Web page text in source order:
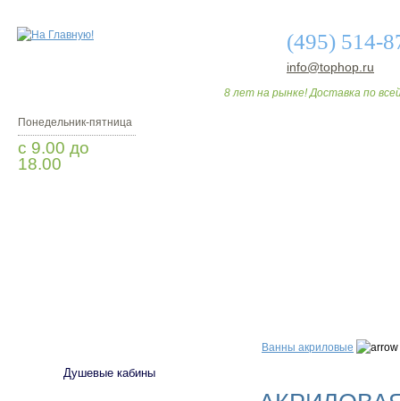
(495) 514-
info@tophop.ru
8 лет на рынке! Доставка по
Понедельник-пятница
с 9.00 до
18.00
Ванны акриловые
Душевые кабины